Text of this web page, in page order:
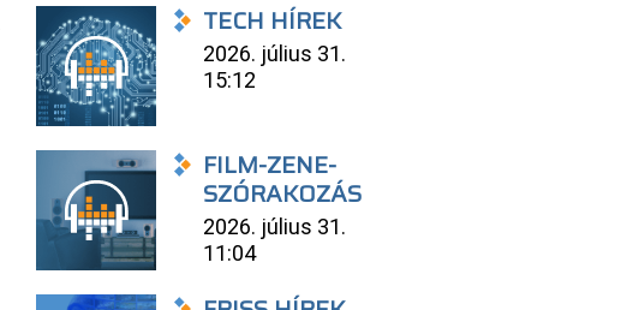
TECH HÍREK
2026. július 31.
15:12
FILM-ZENE-
SZÓRAKOZÁS
2026. július 31.
11:04